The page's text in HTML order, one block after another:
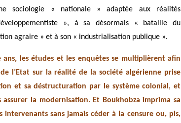
sociologie « nationale » adaptée aux réalités
», à sa désormais « bataille du
agraire » et à son « industrialisation publique ».
ans, les études et les enquêtes se multiplièrent afin
l’Etat sur la réalité de la société algérienne prise
et sa déstructuration par le système colonial, et
la modernisation. Et Boukhobza imprima sa
intervenants sans jamais céder à la censure ou, pis,